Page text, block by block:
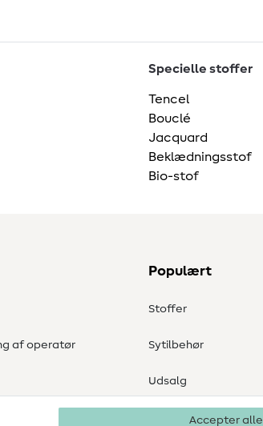
Specielle stoffer
Tencel
Bouclé
Jacquard
Beklædningsstof
Bio-stof
af operatør
Populært
Stoffer
Sytilbehør
Udsalg
Accepter alle